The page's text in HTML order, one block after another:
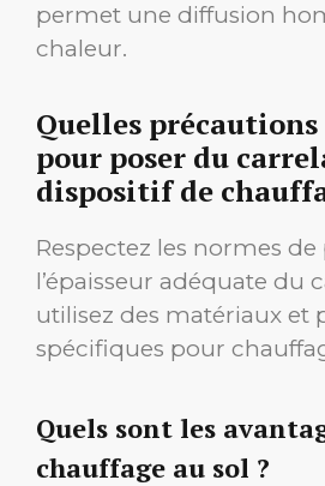
permet une diffusion
chaleur.
Quelles
pour poser du
dispositif de
Respectez les normes de
l’épaisseur adéquate du
utilisez des matériaux et
spécifiques pour
Quels sont les
chauffage au sol ?